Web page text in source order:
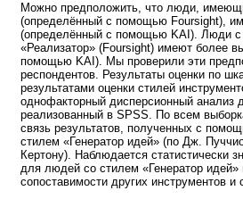
Можно предположить, что люди,
(определённый с помощью Foursight),
(определённый с помощью KAI). Люди
«Реализатор» (Foursight) имеют более
помощью KAI). Мы проверили эти
респондентов. Результаты оценки по
результатами оценки стилей
однофакторный дисперсионный анализ
реализованный в SPSS. По всем
связь результатов, полученных с
стилем «Генератор идей» (по Дж.
Кертону). Наблюдается статистически
для людей со стилем «Генератор
сопоставимости других инструментов